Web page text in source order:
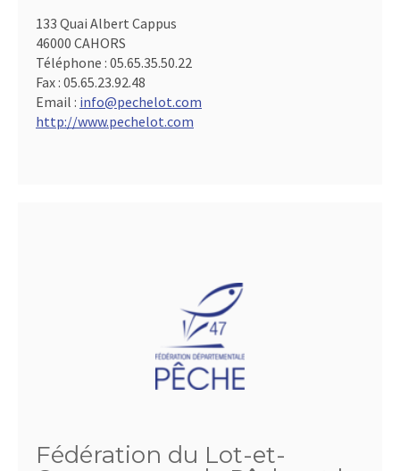
133 Quai Albert Cappus
46000 CAHORS
Téléphone : 05.65.35.50.22
Fax : 05.65.23.92.48
Email : info@pechelot.com
http://www.pechelot.com
Fédération du Lot-et-